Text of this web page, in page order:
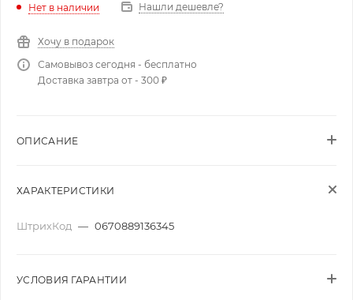
Нет в наличии Нашли дешевле?
Хочу в подарок
Самовывоз сегодня - бесплатно
Доставка завтра от - 300 ₽
ОПИСАНИЕ
ХАРАКТЕРИСТИКИ
ШтрихКод — 0670889136345
УСЛОВИЯ ГАРАНТИИ